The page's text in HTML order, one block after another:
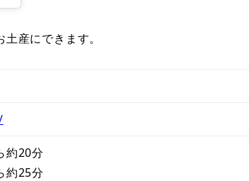
産にできます。
約20分
約25分